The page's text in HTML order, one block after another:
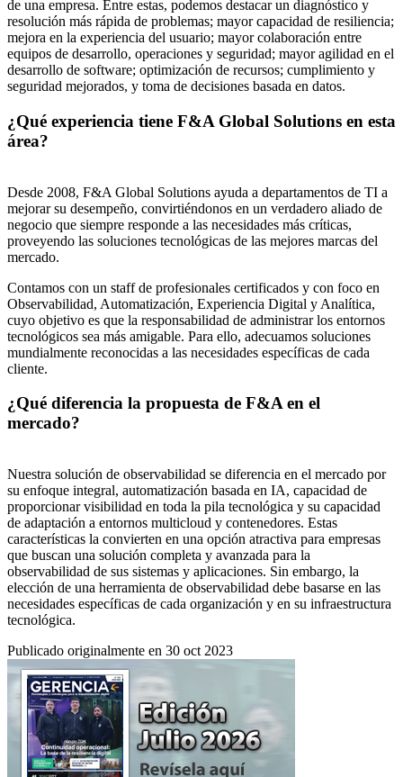
de una empresa. Entre estas, podemos destacar un diagnóstico y
resolución más rápida de problemas; mayor capacidad de resiliencia;
mejora en la experiencia del usuario; mayor colaboración entre
equipos de desarrollo, operaciones y seguridad; mayor agilidad en el
desarrollo de software; optimización de recursos; cumplimiento y
seguridad mejorados, y toma de decisiones basada en datos.
¿Qué experiencia tiene F&A Global Solutions en esta
área?
Desde 2008, F&A Global Solutions ayuda a departamentos de TI a
mejorar su desempeño, convirtiéndonos en un verdadero aliado de
negocio que siempre responde a las necesidades más críticas,
proveyendo las soluciones tecnológicas de las mejores marcas del
mercado.
Contamos con un staff de profesionales certificados y con foco en
Observabilidad, Automatización, Experiencia Digital y Analítica,
cuyo objetivo es que la responsabilidad de administrar los entornos
tecnológicos sea más amigable. Para ello, adecuamos soluciones
mundialmente reconocidas a las necesidades específicas de cada
cliente.
¿Qué diferencia la propuesta de F&A en el
mercado?
Nuestra solución de observabilidad se diferencia en el mercado por
su enfoque integral, automatización basada en IA, capacidad de
proporcionar visibilidad en toda la pila tecnológica y su capacidad
de adaptación a entornos multicloud y contenedores. Estas
características la convierten en una opción atractiva para empresas
que buscan una solución completa y avanzada para la
observabilidad de sus sistemas y aplicaciones. Sin embargo, la
elección de una herramienta de observabilidad debe basarse en las
necesidades específicas de cada organización y en su infraestructura
tecnológica.
Publicado originalmente en 30 oct 2023